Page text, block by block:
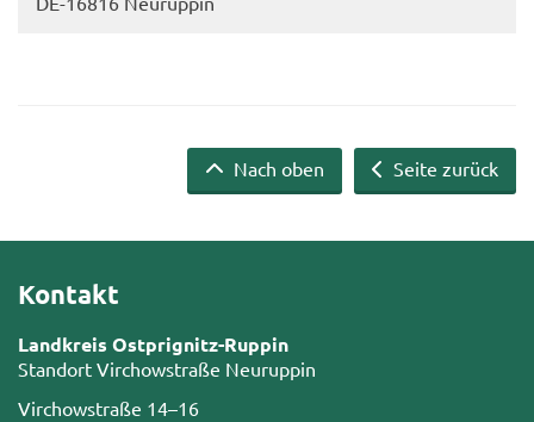
Seite zurück
Nach oben
Kontakt
Landkreis Ostprignitz-Ruppin
Standort Virchowstraße Neuruppin
Virchowstraße 14–16